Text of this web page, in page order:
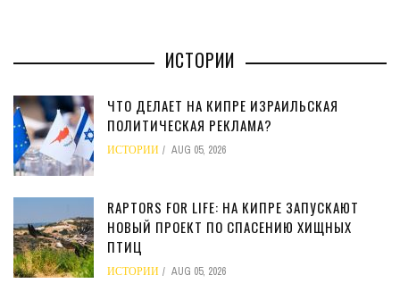
ИСТОРИИ
ЧТО ДЕЛАЕТ НА КИПРЕ ИЗРАИЛЬСКАЯ
ПОЛИТИЧЕСКАЯ РЕКЛАМА?
ИСТОРИИ AUG 05, 2026
RAPTORS FOR LIFE: НА КИПРЕ ЗАПУСКАЮТ
НОВЫЙ ПРОЕКТ ПО СПАСЕНИЮ ХИЩНЫХ
ПТИЦ
ИСТОРИИ AUG 05, 2026